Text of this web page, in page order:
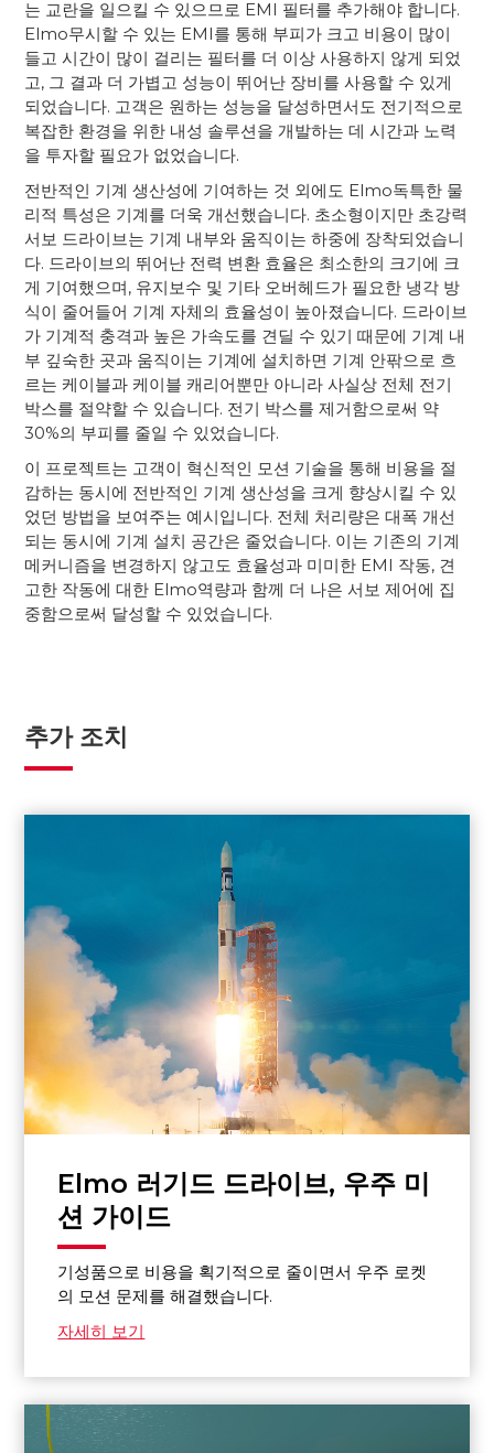
는 교란을 일으킬 수 있으므로 EMI 필터를 추가해야 합니다.
Elmo무시할 수 있는 EMI를 통해 부피가 크고 비용이 많이
들고 시간이 많이 걸리는 필터를 더 이상 사용하지 않게 되었
고, 그 결과 더 가볍고 성능이 뛰어난 장비를 사용할 수 있게
되었습니다. 고객은 원하는 성능을 달성하면서도 전기적으로
복잡한 환경을 위한 내성 솔루션을 개발하는 데 시간과 노력
을 투자할 필요가 없었습니다.
전반적인 기계 생산성에 기여하는 것 외에도 Elmo독특한 물
리적 특성은 기계를 더욱 개선했습니다. 초소형이지만 초강력
서보 드라이브는 기계 내부와 움직이는 하중에 장착되었습니
다. 드라이브의 뛰어난 전력 변환 효율은 최소한의 크기에 크
게 기여했으며, 유지보수 및 기타 오버헤드가 필요한 냉각 방
식이 줄어들어 기계 자체의 효율성이 높아졌습니다. 드라이브
가 기계적 충격과 높은 가속도를 견딜 수 있기 때문에 기계 내
부 깊숙한 곳과 움직이는 기계에 설치하면 기계 안팎으로 흐
르는 케이블과 케이블 캐리어뿐만 아니라 사실상 전체 전기
박스를 절약할 수 있습니다. 전기 박스를 제거함으로써 약
30%의 부피를 줄일 수 있었습니다.
이 프로젝트는 고객이 혁신적인 모션 기술을 통해 비용을 절
감하는 동시에 전반적인 기계 생산성을 크게 향상시킬 수 있
었던 방법을 보여주는 예시입니다. 전체 처리량은 대폭 개선
되는 동시에 기계 설치 공간은 줄었습니다. 이는 기존의 기계
메커니즘을 변경하지 않고도 효율성과 미미한 EMI 작동, 견
고한 작동에 대한 Elmo역량과 함께 더 나은 서보 제어에 집
중함으로써 달성할 수 있었습니다.
추가 조치
Elmo 러기드 드라이브, 우주 미
션 가이드
기성품으로 비용을 획기적으로 줄이면서 우주 로켓
의 모션 문제를 해결했습니다.
자세히 보기